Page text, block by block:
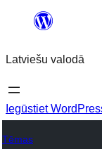
Pāriet
saturu
Latviešu valodā
Iegūstiet
Tēmas